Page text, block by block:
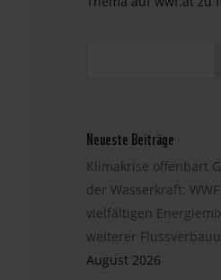
Neueste Beiträge
Klimakrise offenbart
der Wasserkraft:
vielfältigen
weiterer
August 2026